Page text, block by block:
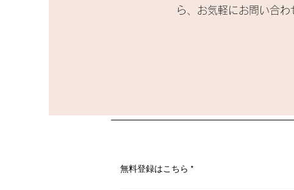
ら、お気軽にお問い合わ
無料登録はこちら